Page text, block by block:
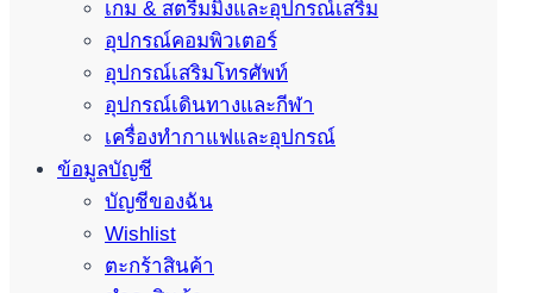
เกม & สตรีมมิ่งและอุปกรณ์เสริม
อุปกรณ์คอมพิวเตอร์
อุปกรณ์เสริมโทรศัพท์
อุปกรณ์เดินทางและกีฬา
เครื่องทำกาแฟและอุปกรณ์
ข้อมูลบัญชี
บัญชีของฉัน
Wishlist
ตะกร้าสินค้า